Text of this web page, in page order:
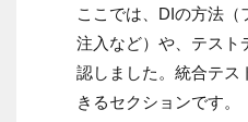
ここでは、DIの方法（
注入など）や、テスト
認しました。統合テス
きるセクションです。